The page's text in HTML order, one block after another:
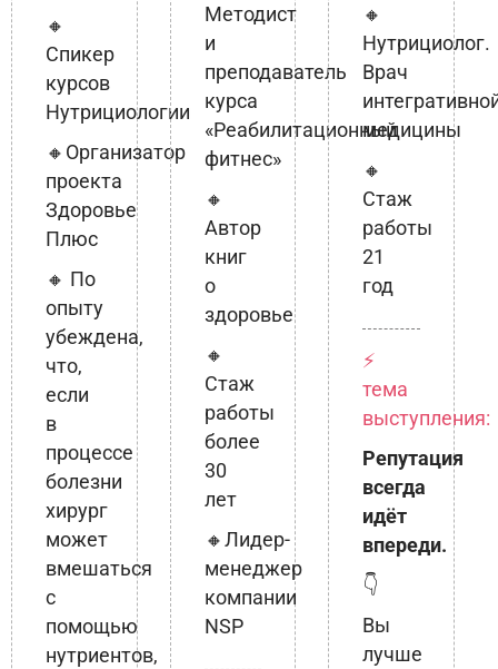
🔸
Спикер
курсов
Нутрициологии
🔸Организатор
проекта
Здоровье
Плюс
🔸 По
опыту
убеждена,
что,
если
в
процессе
болезни
хирург
может
вмешаться
с
помощью
нутриентов,
Методист
и
преподаватель
курса
«Реабилитационный
фитнес»
🔸
Автор
книг
о
здоровье
🔸
Стаж
работы
более
30
лет
🔸Лидер-
менеджер
компании
NSP
🔸
Нутрициолог.
Врач
медицины
🔸
Стаж
работы
21
год
⚡
тема
выступления:
Репутация
всегда
идёт
впереди.
👇
Вы
лучше